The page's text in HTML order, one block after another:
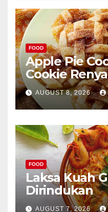
FOOD
Apple Pie
Cookie
AUGUST 8, 2026
FOOD
Laksa Kuah
Dirindukan
AUGUST 7, 2026